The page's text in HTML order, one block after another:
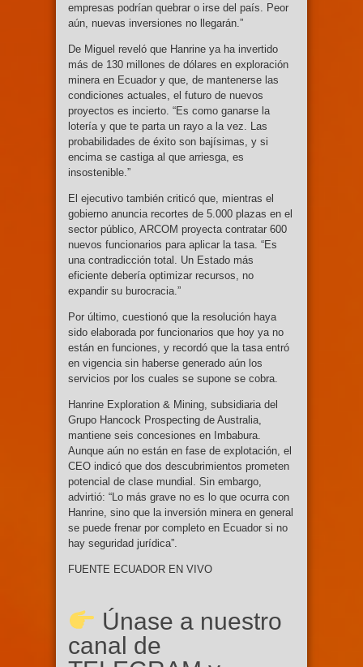
empresas podrían quebrar o irse del país. Peor
aún, nuevas inversiones no llegarán.”
De Miguel reveló que Hanrine ya ha invertido
más de 130 millones de dólares en exploración
minera en Ecuador y que, de mantenerse las
condiciones actuales, el futuro de nuevos
proyectos es incierto. “Es como ganarse la
lotería y que te parta un rayo a la vez. Las
probabilidades de éxito son bajísimas, y si
encima se castiga al que arriesga, es
insostenible.”
El ejecutivo también criticó que, mientras el
gobierno anuncia recortes de 5.000 plazas en el
sector público, ARCOM proyecta contratar 600
nuevos funcionarios para aplicar la tasa. “Es
una contradicción total. Un Estado más
eficiente debería optimizar recursos, no
expandir su burocracia.”
Por último, cuestionó que la resolución haya
sido elaborada por funcionarios que hoy ya no
están en funciones, y recordó que la tasa entró
en vigencia sin haberse generado aún los
servicios por los cuales se supone se cobra.
Hanrine Exploration & Mining, subsidiaria del
Grupo Hancock Prospecting de Australia,
mantiene seis concesiones en Imbabura.
Aunque aún no están en fase de explotación, el
CEO indicó que dos descubrimientos prometen
potencial de clase mundial. Sin embargo,
advirtió: “Lo más grave no es lo que ocurra con
Hanrine, sino que la inversión minera en general
se puede frenar por completo en Ecuador si no
hay seguridad jurídica”.
FUENTE ECUADOR EN VIVO
Únase a nuestro
canal de